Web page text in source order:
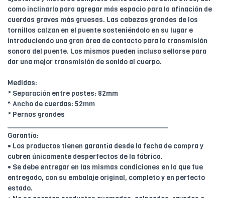
como inclinarlo para agregar más espacio para la afinación de
cuerdas graves más gruesas. Las cabezas grandes de los
tornillos calzan en el puente sosteniéndolo en su lugar e
introduciendo una gran área de contacto para la transmisión
sonora del puente. Los mismos pueden incluso sellarse para
dar una mejor transmisión de sonido al cuerpo.
Medidas:
* Separación entre postes: 82mm
* Ancho de cuerdas: 52mm
* Pernos grandes
________________________________________
Garantía:
• Los productos tienen garantía desde la fecha de compra y
cubren únicamente desperfectos de la fábrica.
• Se debe entregar en las mismas condiciones en la que fue
entregado, con su embalaje original, completo y en perfecto
estado.